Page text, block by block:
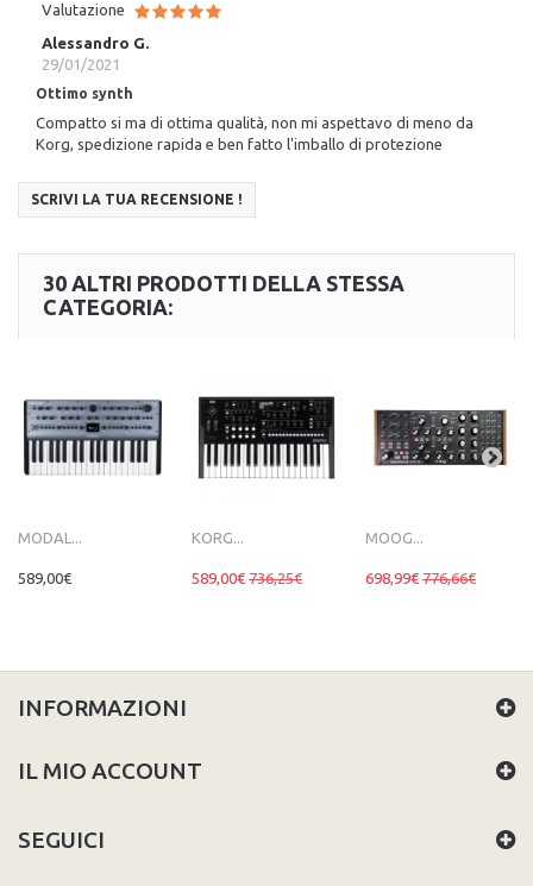
Valutazione
Alessandro G.
29/01/2021
Ottimo synth
Compatto si ma di ottima qualità, non mi aspettavo di meno da
Korg, spedizione rapida e ben fatto l'imballo di protezione
SCRIVI LA TUA RECENSIONE !
30 ALTRI PRODOTTI DELLA STESSA
CATEGORIA:
MODAL...
589,00€
KORG...
589,00€ 736,25€
MOOG...
698,99€ 776,66€
INFORMAZIONI
IL MIO ACCOUNT
SEGUICI